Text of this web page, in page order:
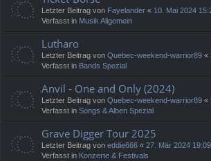
Letzter Beitrag von Fayelander « 10. Mai 2024
Verfasst in Musik Allgemein
Lutharo
Letzter Beitrag von Quebec-weekend-warrior89 «
Verfasst in Bands Spezial
Anvil - One and Only (2024)
Letzter Beitrag von Quebec-weekend-warrior89 «
Verfasst in Songs & Alben Spezial
Grave Digger Tour 2025
Letzter Beitrag von eddie666 « 27. Mär 2024 19:09
Verfasst in Konzerte & Festivals